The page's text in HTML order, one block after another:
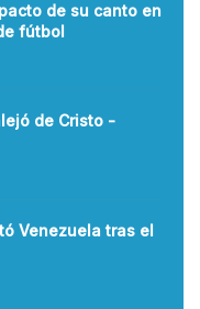
de su canto en
fútbol
de Cristo -
Venezuela tras el